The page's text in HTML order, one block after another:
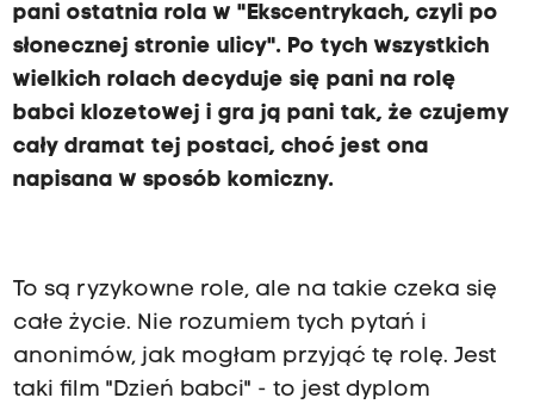
pani ostatnia rola w "Ekscentrykach, czyli po
słonecznej stronie ulicy". Po tych wszystkich
wielkich rolach decyduje się pani na rolę
babci klozetowej i gra ją pani tak, że czujemy
cały dramat tej postaci, choć jest ona
napisana w sposób komiczny.
To są ryzykowne role, ale na takie czeka się
całe życie. Nie rozumiem tych pytań i
anonimów, jak mogłam przyjąć tę rolę. Jest
taki film "Dzień babci" - to jest dyplom